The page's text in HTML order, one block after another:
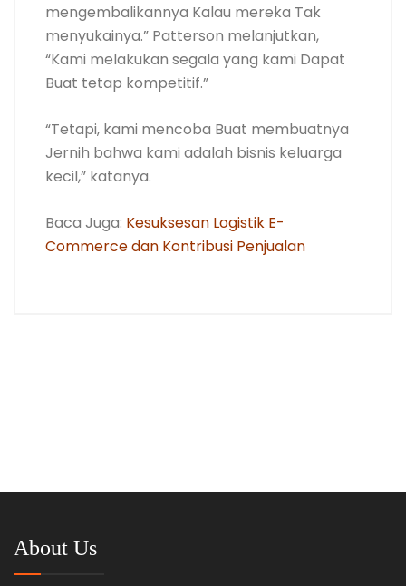
mengembalikannya Kalau mereka Tak
menyukainya.” Patterson melanjutkan,
“Kami melakukan segala yang kami Dapat
Buat tetap kompetitif.”
“Tetapi, kami mencoba Buat membuatnya
Jernih bahwa kami adalah bisnis keluarga
kecil,” katanya.
Baca Juga: Kesuksesan Logistik E-
Commerce dan Kontribusi Penjualan
About Us